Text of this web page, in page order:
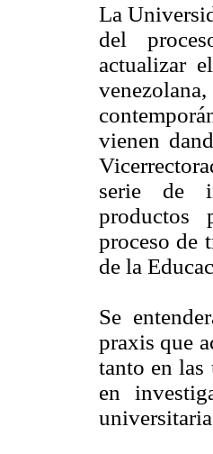
La
del
actualizar
vienen
serie de
productos
proceso de
de la
Se
praxis que
tanto en las
en